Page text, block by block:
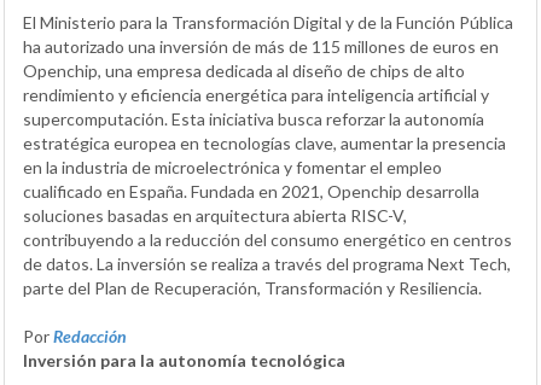
El Ministerio para la Transformación Digital y de la Función Pública
ha autorizado una inversión de más de 115 millones de euros en
Openchip, una empresa dedicada al diseño de chips de alto
rendimiento y eficiencia energética para inteligencia artificial y
supercomputación. Esta iniciativa busca reforzar la autonomía
estratégica europea en tecnologías clave, aumentar la presencia
en la industria de microelectrónica y fomentar el empleo
cualificado en España. Fundada en 2021, Openchip desarrolla
soluciones basadas en arquitectura abierta RISC-V,
contribuyendo a la reducción del consumo energético en centros
de datos. La inversión se realiza a través del programa Next Tech,
parte del Plan de Recuperación, Transformación y Resiliencia.
PorRedacción
Inversión para la autonomía tecnológica